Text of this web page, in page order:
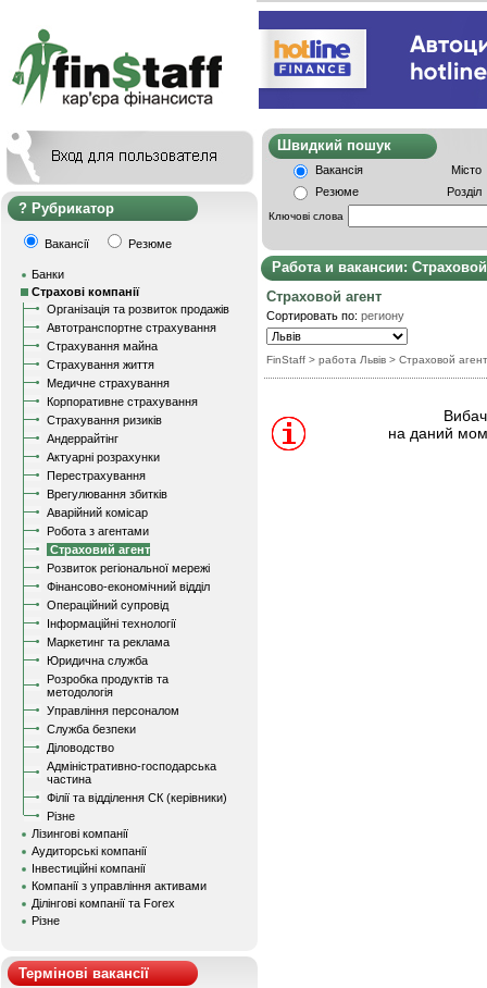
Рубрикатор
Вакансії Резюме
Банки
Страхові компанії
Організація та розвиток продажів
Автотранспортне страхування
Страхування майна
Страхування життя
Медичне страхування
Корпоративне страхування
Страхування ризиків
Андеррайтінг
Актуарні розрахунки
Перестрахування
Врегулювання збитків
Аварійний комісар
Робота з агентами
Страховий агент
Розвиток регіональної мережі
Фінансово-економічний відділ
Операційний супровід
Інформаційні технології
Маркетинг та реклама
Юридична служба
Розробка продуктів та
методологія
Управління персоналом
Служба безпеки
Діловодство
Адміністративно-господарська
частина
Філії та відділення СК (керівники)
Різне
Лізингові компанії
Аудиторські компанії
Інвестиційні компанії
Компанії з управління активами
Ділінгові компанії та Forex
Різне
Термінові вакансії
Швидкий
Вакансія
Місто
Резюме
Розділ
Ключові слова
Работа и вакансии: Страховой
Страховой агент
Сортировать по: региону
FinStaff > работа Львів > Страховой агент
на даний